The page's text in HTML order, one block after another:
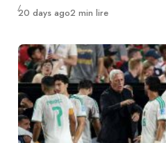
Publié
20 days ago2 min lire